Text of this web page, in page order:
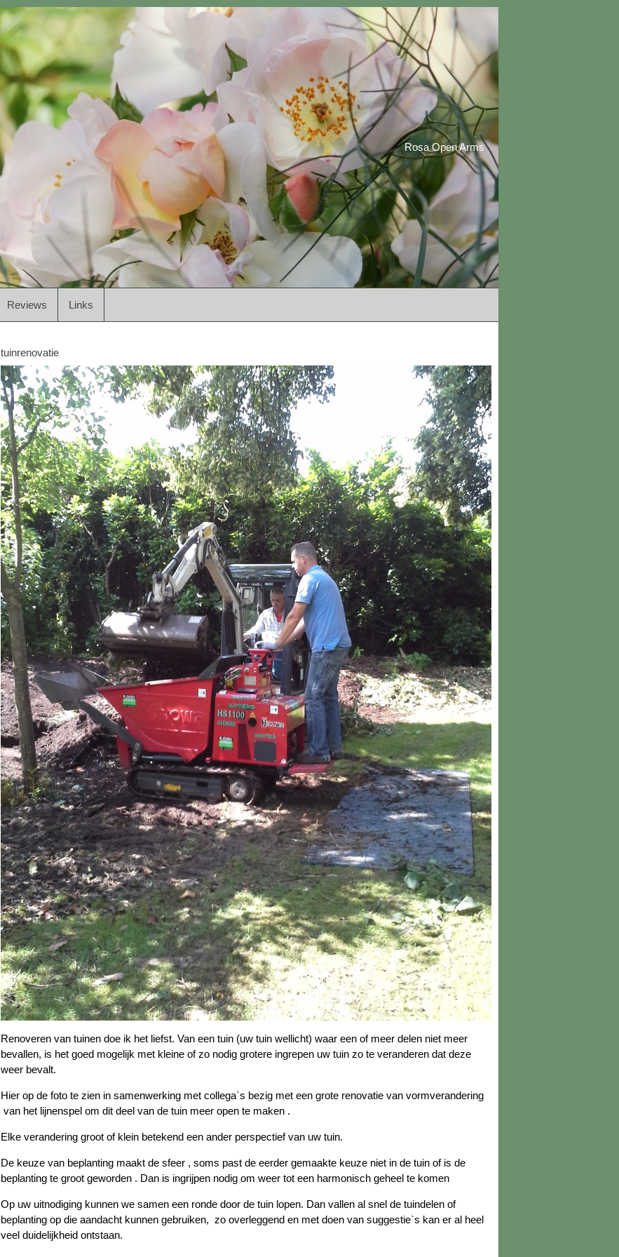
Rosa Open Arms
Reviews Links
tuinrenovatie
Renoveren van tuinen doe ik het liefst. Van een tuin (uw tuin wellicht) waar een of meer delen niet meer
bevallen, is het goed mogelijk met kleine of zo nodig grotere ingrepen uw tuin zo te veranderen dat deze
weer bevalt.
Hier op de foto te zien in samenwerking met collega`s bezig met een grote renovatie van vormverandering
van het lijnenspel om dit deel van de tuin meer open te maken .
Elke verandering groot of klein betekend een ander perspectief van uw tuin.
De keuze van beplanting maakt de sfeer , soms past de eerder gemaakte keuze niet in de tuin of is de
beplanting te groot geworden . Dan is ingrijpen nodig om weer tot een harmonisch geheel te komen
Op uw uitnodiging kunnen we samen een ronde door de tuin lopen. Dan vallen al snel de tuindelen of
beplanting op die aandacht kunnen gebruiken, zo overleggend en met doen van suggestie`s kan er al heel
veel duidelijkheid ontstaan.